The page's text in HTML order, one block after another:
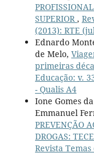
SUPERIOR ,
(2013): RTE
Ednardo
de Melo,
primeiras
Educação: v.
- Qualis A4
Ione Gomes
Emmanuel
PREVENÇÃO
DROGAS:
Revista